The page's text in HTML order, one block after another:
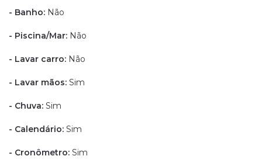
- Banho: Não
- Piscina/Mar: Não
- Lavar carro: Não
- Lavar mãos: Sim
- Chuva: Sim
- Calendário: Sim
- Cronômetro: Sim